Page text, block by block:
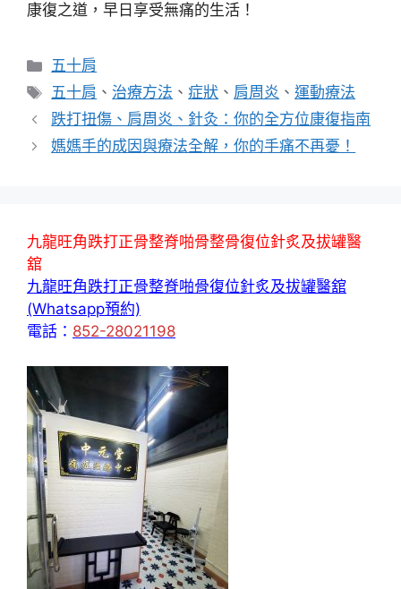
康復之道，早日享受無痛的生活！
分
類
五十肩
標
籤
五十肩 、 治療方法 、症狀 、 肩周炎 、運動療法
跌打扭傷、肩周炎、針灸：你的全方位康復指南
媽媽手的成因與療法全解，你的手痛不再憂！
九龍旺角跌打正骨整脊啪骨整骨復位針炙及拔罐醫
舘
九龍旺角跌打正骨整脊啪骨復位針炙及拔罐醫舘
(Whatsapp預約)
電話： 852-28021198